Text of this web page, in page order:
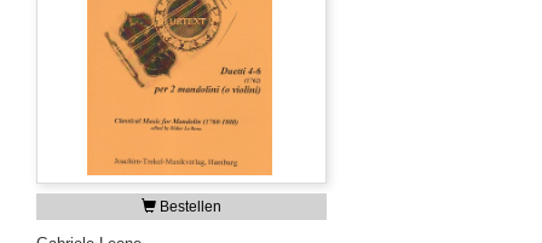
Bestellen